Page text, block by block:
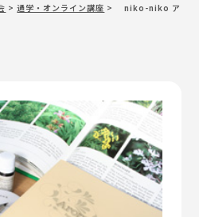
>通学・オンライン講座 >
niko-niko ア